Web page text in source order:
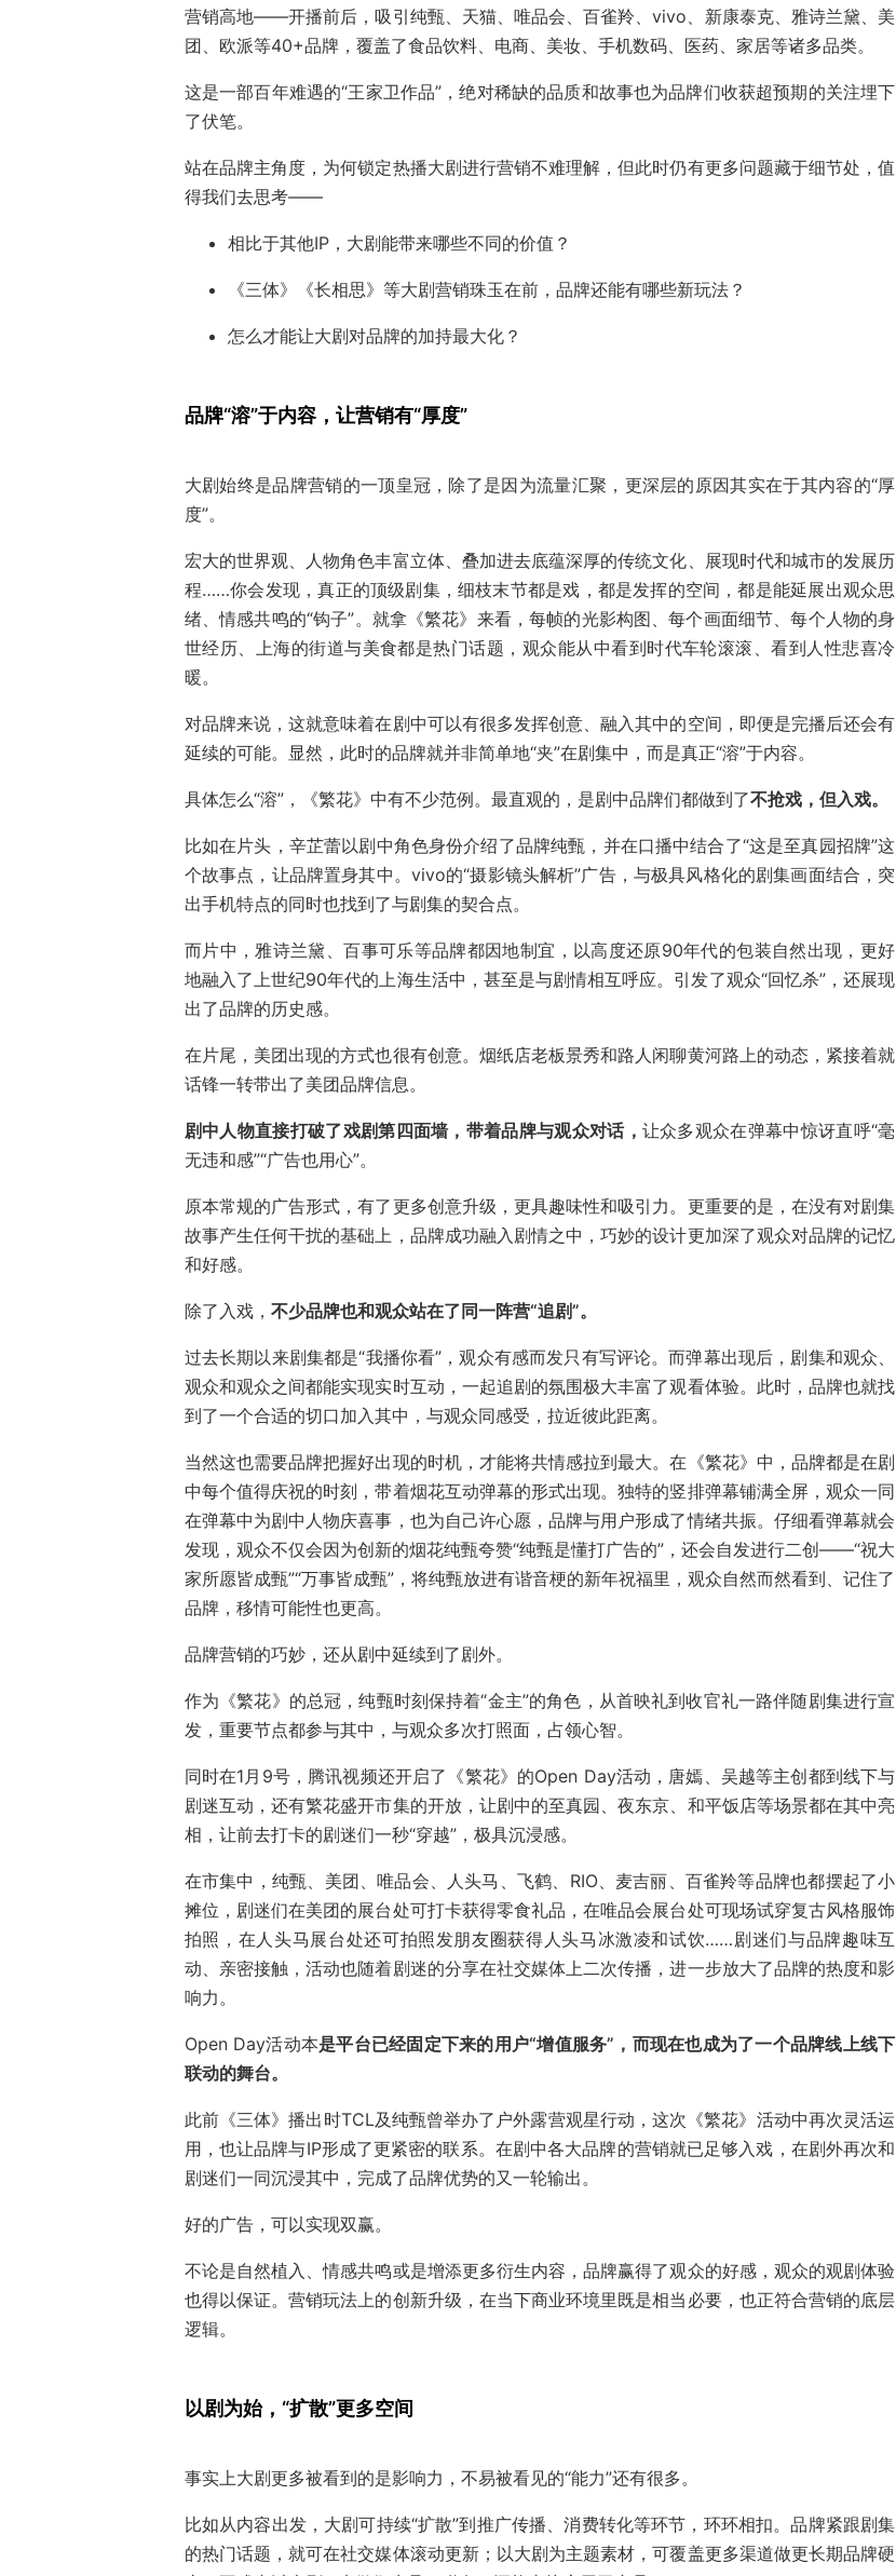
营销高地——开播前后，吸引纯甄、天猫、唯品会、百雀羚、vivo、新康泰克、雅诗兰黛、美
团、欧派等40+品牌，覆盖了食品饮料、电商、美妆、手机数码、医药、家居等诸多品类。
这是一部百年难遇的“王家卫作品”，绝对稀缺的品质和故事也为品牌们收获超预期的关注埋下
了伏笔。
站在品牌主角度，为何锁定热播大剧进行营销不难理解，但此时仍有更多问题藏于细节处，值
得我们去思考——
相比于其他IP，大剧能带来哪些不同的价值？
《三体》《长相思》等大剧营销珠玉在前，品牌还能有哪些新玩法？
怎么才能让大剧对品牌的加持最大化？
品牌“溶”于内容， 让营销有“厚度”
大剧始终是品牌营销的一顶皇冠，除了是因为流量汇聚，更深层的原因其实在于其内容的“厚
度”。
宏大的世界观、人物角色丰富立体、叠加进去底蕴深厚的传统文化、展现时代和城市的发展历
程……你会发现，真正的顶级剧集，细枝末节都是戏，都是发挥的空间，都是能延展出观众思
绪、情感共鸣的“钩子”。就拿《繁花》来看，每帧的光影构图、每个画面细节、每个人物的身
世经历、上海的街道与美食都是热门话题，观众能从中看到时代车轮滚滚、看到人性悲喜冷
暖。
对品牌来说，这就意味着在剧中可以有很多发挥创意、融入其中的空间，即便是完播后还会有
延续的可能。显然，此时的品牌就并非简单地“夹”在剧集中，而是真正“溶”于内容。
具体怎么“溶”，《繁花》中有不少范例。最直观的，是剧中品牌们都做到了不抢戏，但入戏。
比如在片头，辛芷蕾以剧中角色身份介绍了品牌纯甄，并在口播中结合了“这是至真园招牌”这
个故事点，让品牌置身其中。vivo的“摄影镜头解析”广告，与极具风格化的剧集画面结合，突
出手机特点的同时也找到了与剧集的契合点。
而片中，雅诗兰黛、百事可乐等品牌都因地制宜，以高度还原90年代的包装自然出现，更好
地融入了上世纪90年代的上海生活中，甚至是与剧情相互呼应。引发了观众“回忆杀”，还展现
出了品牌的历史感。
在片尾，美团出现的方式也很有创意。烟纸店老板景秀和路人闲聊黄河路上的动态，紧接着就
话锋一转带出了美团品牌信息。
剧中人物直接打破了戏剧第四面墙，带着品牌与观众对话， 让众多观众在弹幕中惊讶直呼“毫
无违和感”“广告也用心”。
原本常规的广告形式，有了更多创意升级，更具趣味性和吸引力。更重要的是，在没有对剧集
故事产生任何干扰的基础上，品牌成功融入剧情之中，巧妙的设计更加深了观众对品牌的记忆
和好感。
除了入戏， 不少品牌也和观众站在了同一阵营“追剧”。
过去长期以来剧集都是“我播你看”，观众有感而发只有写评论。而弹幕出现后，剧集和观众、
观众和观众之间都能实现实时互动，一起追剧的氛围极大丰富了观看体验。此时，品牌也就找
到了一个合适的切口加入其中，与观众同感受，拉近彼此距离。
当然这也需要品牌把握好出现的时机，才能将共情感拉到最大。在《繁花》中，品牌都是在剧
中每个值得庆祝的时刻，带着烟花互动弹幕的形式出现。独特的竖排弹幕铺满全屏，观众一同
在弹幕中为剧中人物庆喜事，也为自己许心愿，品牌与用户形成了情绪共振。仔细看弹幕就会
发现，观众不仅会因为创新的烟花纯甄夸赞“纯甄是懂打广告的”，还会自发进行二创——“祝大
家所愿皆成甄”“万事皆成甄”，将纯甄放进有谐音梗的新年祝福里，观众自然而然看到、记住了
品牌，移情可能性也更高。
品牌营销的巧妙，还从剧中延续到了剧外。
作为《繁花》的总冠，纯甄时刻保持着“金主”的角色，从首映礼到收官礼一路伴随剧集进行宣
发，重要节点都参与其中，与观众多次打照面，占领心智。
同时在1月9号，腾讯视频还开启了《繁花》的Open Day活动，唐嫣、吴越等主创都到线下与
剧迷互动，还有繁花盛开市集的开放，让剧中的至真园、夜东京、和平饭店等场景都在其中亮
相，让前去打卡的剧迷们一秒“穿越”，极具沉浸感。
在市集中，纯甄、美团、唯品会、人头马、飞鹤、RIO、麦吉丽、百雀羚等品牌也都摆起了小
摊位，剧迷们在美团的展台处可打卡获得零食礼品，在唯品会展台处可现场试穿复古风格服饰
拍照，在人头马展台处还可拍照发朋友圈获得人头马冰激凌和试饮……剧迷们与品牌趣味互
动、亲密接触，活动也随着剧迷的分享在社交媒体上二次传播，进一步放大了品牌的热度和影
响力。
Open Day活动本是平台已经固定下来的用户“增值服务”，而现在也成为了一个品牌线上线下
联动的舞台。
此前《三体》播出时TCL及纯甄曾举办了户外露营观星行动，这次《繁花》活动中再次灵活运
用，也让品牌与IP形成了更紧密的联系。在剧中各大品牌的营销就已足够入戏，在剧外再次和
剧迷们一同沉浸其中，完成了品牌优势的又一轮输出。
好的广告，可以实现双赢。
不论是自然植入、情感共鸣或是增添更多衍生内容，品牌赢得了观众的好感，观众的观剧体验
也得以保证。营销玩法上的创新升级，在当下商业环境里既是相当必要，也正符合营销的底层
逻辑。
以剧为始，“扩散”更多空间
事实上大剧更多被看到的是影响力，不易被看见的“能力”还有很多。
比如从内容出发，大剧可持续“扩散”到推广传播、消费转化等环节，环环相扣。品牌紧跟剧集
的热门话题，就可在社交媒体滚动更新；以大剧为主题素材，可覆盖更多渠道做更长期品牌硬